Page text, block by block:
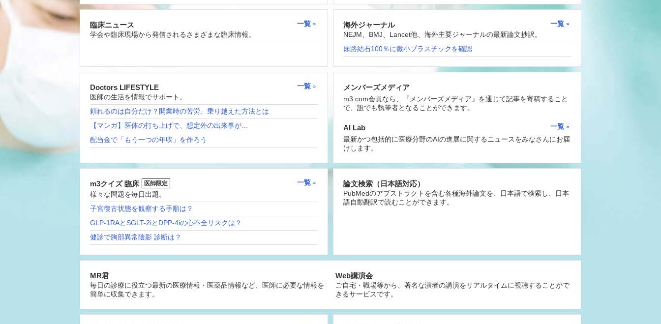
臨床ニュース
一覧
学会や臨床現場から発信されるさまざまな臨床情報。
海外ジャーナル
一覧
NEJM、BMJ、Lancet他、海外主要ジャーナルの最新論文抄訳。
尿路結石100％に微小プラスチックを確認
Doctors LIFESTYLE
一覧
医師の生活を情報でサポート。
頼れるのは自分だけ？開業時の苦労、乗り越えた方法とは
【マンガ】医体の打ち上げで、想定外の出来事が…
配当金で「もう一つの年収」を作ろう
メンバーズメディア
m3.com会員なら、『メンバーズメディア』を通じて記事を寄稿すること
で、誰でも執筆者となることができます。
AI Lab
一覧
最新かつ包括的に医療分野のAIの進展に関するニュースをみなさんにお届
けします。
m3クイズ 臨床 医師限定
一覧
様々な問題を毎日出題。
子宮復古状態を観察する手順は？
GLP-1RAとSGLT-2iとDPP-4iの心不全リスクは？
健診で胸部異常陰影 診断は？
論文検索（日本語対応）
PubMedのアブストラクトを含む各種海外論文を、日本語で検索し、日本
語自動翻訳で読むことができます。
MR君
毎日の診療に役立つ最新の医療情報・医薬品情報など、医師に必要な情報を
簡単に収集できます。
Web講演会
ご自宅・職場等から、著名な演者の講演をリアルタイムに視聴することがで
きるサービスです。